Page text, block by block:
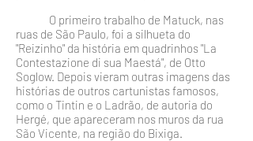
O primeiro trabalho de Matuck, nas
ruas de São Pau­lo, foi a silhueta do
"Reizinho" da história em quadrinhos "La
Contestazione di sua Maestá", de Otto
Soglow. Depois vie­ram outras imagens das
histórias de outros cartunistas fa­mosos,
como o Tintin e o Ladrão, de autoria do
Hergé, que apareceram nos muros da rua
São Vicente, na região do Bixiga.